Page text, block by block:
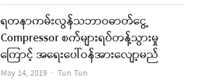
ရတနာကမ်းလွန်သဘာဝဓာတ်ငွေ့
Compressor စက်များရပ်တန့်သွားမှု
ကြောင့် အရေးပေါ်ဝန်အားလျော့မည်
May 14, 2019 Author
Tun Tun